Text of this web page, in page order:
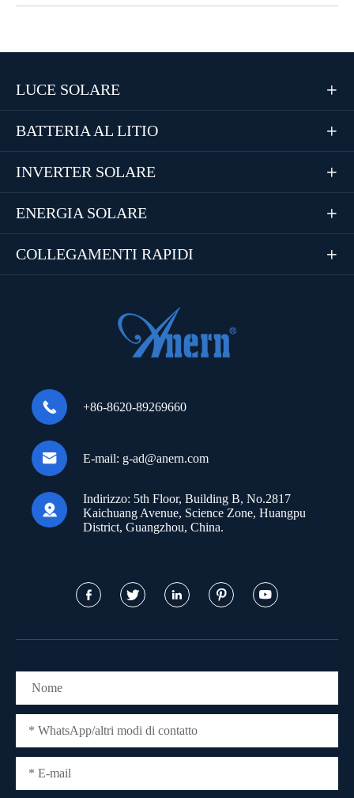
LUCE SOLARE 
BATTERIA AL LITIO 
INVERTER SOLARE 
ENERGIA SOLARE 
COLLEGAMENTI RAPIDI 
 +86-8620-89269660
 E-mail: g-ad@anern.com

Indirizzo: 5th Floor, Building B, No.2817
Kaichuang Avenue, Science Zone, Huangpu
District, Guangzhou, China.
    